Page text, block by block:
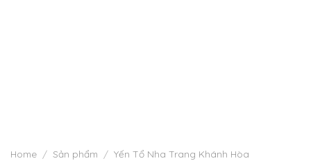
Home / Sản phẩm / Yến Tổ Nha Trang Khánh Hòa